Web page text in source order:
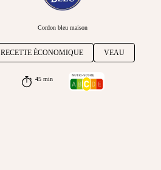
Cordon bleu maison
RECETTE ÉCONOMIQUE VEAU
45 min